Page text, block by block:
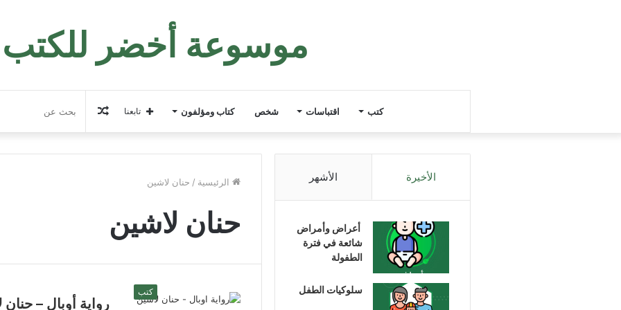
موسوعة أخضر للكتب
كتب اقتباسات شخص كتاب ومؤلفون مقال
عشوائي
تابعنا
الرئيسية / حنان لاشين
حنان لاشين
كتب
رواية أوبال – حنان
الأخيرة الأشهر
أعراض وأمراض
شائعة في فترة
الطفولة
سلوكيات الطفل